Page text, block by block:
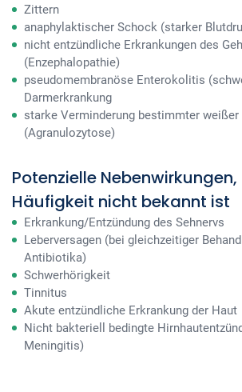
Zittern
anaphylaktischer Schock (starker
nicht entzündliche Erkrankungen des
(Enzephalopathie)
pseudomembranöse Enterokolitis
Darmerkrankung
starke Verminderung bestimmter
(Agranulozytose)
Potenzielle Nebenwirkungen,
Häufigkeit nicht bekannt ist
Erkrankung/Entzündung des Sehnervs
Leberversagen (bei gleichzeitiger
Antibiotika)
Schwerhörigkeit
Tinnitus
Akute entzündliche Erkrankung der Haut
Nicht bakteriell bedingte
Meningitis)